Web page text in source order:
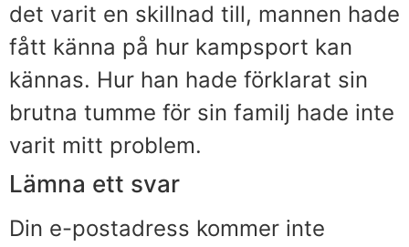
det varit en skillnad till, mannen hade
fått känna på hur kampsport kan
kännas. Hur han hade förklarat sin
brutna tumme för sin familj hade inte
varit mitt problem.
Lämna ett svar
Din e-postadress kommer inte